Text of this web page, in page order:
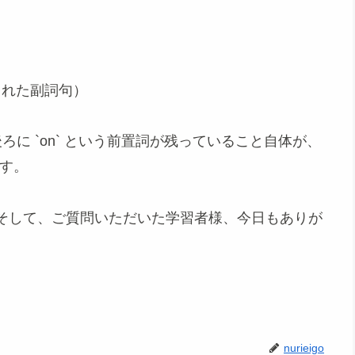
た副詞句）
に `on` という前置詞が残っていること自体が、
。
て、ご質問いただいた学習者様、今日もありが
nurieigo